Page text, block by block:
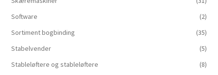
Software
(2)
Sortiment bogbinding
(35)
Stabelvender
(5)
Stableløftere og stableløftere
(8)